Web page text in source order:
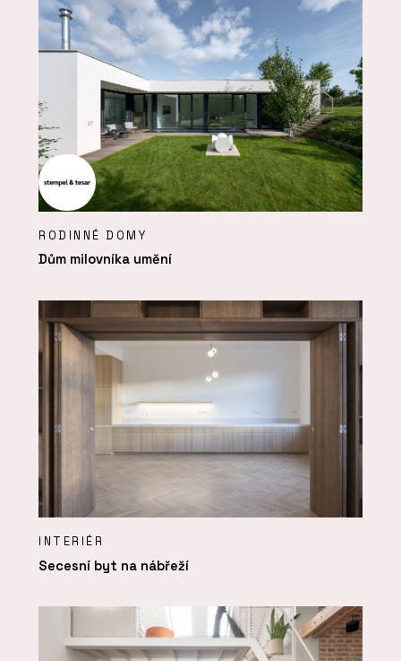
RODINNÉ DOMY
Dům milovníka umění
INTERIÉR
Secesní byt na nábřeží